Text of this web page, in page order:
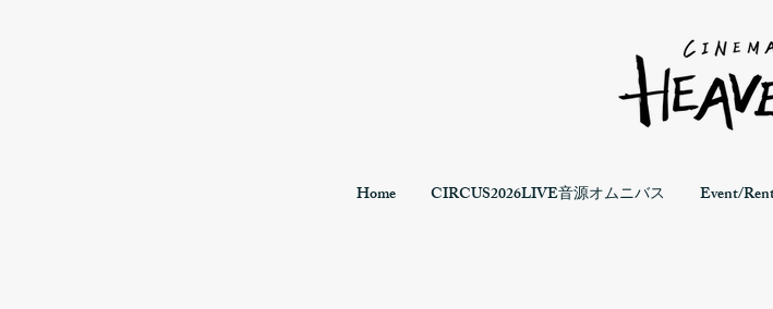
Home CIRCUS2026LIVE音源オムニバス Event/